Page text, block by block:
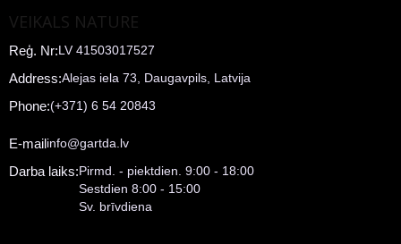
VEIKALS NATURE
Reģ. Nr:LV 41503017527
Address:Alejas iela 73, Daugavpils, Latvija
Phone:(+371) 6 54 20843
E-mailinfo@gartda.lv
Darba laiks:Pirmd. - piektdien. 9:00 - 18:00
Sestdien 8:00 - 15:00
Sv. brīvdiena